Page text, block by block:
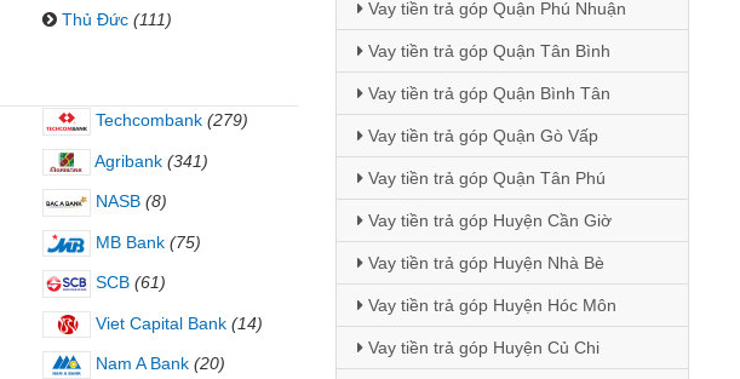
Thủ Đức (111)
Techcombank (279)
Agribank (341)
NASB (8)
MB Bank (75)
SCB (61)
Viet Capital Bank (14)
Nam A Bank (20)
Vay tiền trả góp Quận Phú Nhuận
Vay tiền trả góp Quận Tân Bình
Vay tiền trả góp Quận Bình Tân
Vay tiền trả góp Quận Gò Vấp
Vay tiền trả góp Quận Tân Phú
Vay tiền trả góp Huyện Cần Giờ
Vay tiền trả góp Huyện Nhà Bè
Vay tiền trả góp Huyện Hóc Môn
Vay tiền trả góp Huyện Củ Chi